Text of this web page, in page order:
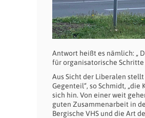
Antwort heißt es nämlich: „
für organisatorische Schritte
Aus Sicht der Liberalen
Gegenteil“, so Schmidt,
sich hin. Von einer weit
guten Zusammenarbeit in
Bergische VHS und die Art